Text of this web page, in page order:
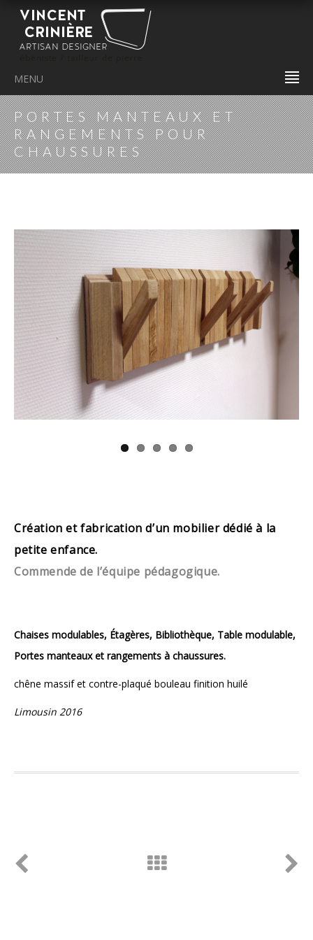
MENU
PORTES MANTEAUX ET
RANGEMENTS POUR
CHAUSSURES
Création et fabrication d’un mobilier dédié à la
petite enfance.
Commende de l’équipe pédagogique.
Chaises modulables, Étagères, Bibliothèque, Table modulable,
Portes manteaux et rangements à chaussures.
chêne massif et contre-plaqué bouleau finition huilé
Limousin 2016